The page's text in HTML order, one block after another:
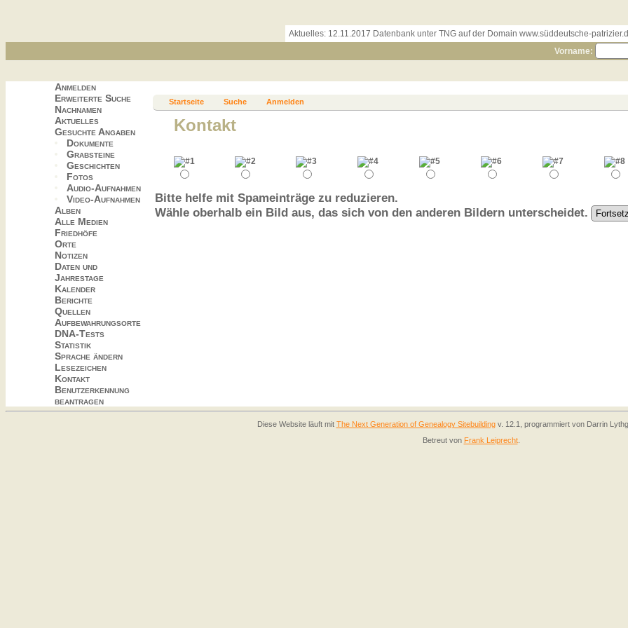
Aktuelles: 12.11.2017 Datenbank unter TNG auf der Domain www.süddeutsche-
Vorname:
Anmelden
Erweiterte Suche
Nachnamen
Aktuelles
Gesuchte Angaben
Dokumente
Grabsteine
Geschichten
Fotos
Audio-Aufnahmen
Video-Aufnahmen
Alben
Alle Medien
Friedhöfe
Orte
Notizen
Daten und
Jahrestage
Kalender
Berichte
Quellen
Aufbewahrungsorte
DNA-Tests
Statistik
Sprache ändern
Lesezeichen
Kontakt
Benutzerkennung
beantragen
Startseite Suche Anmelden
Kontakt
Bitte helfe mit Spameinträge zu reduzieren.
Wähle oberhalb ein Bild aus, das sich von den anderen Bildern unterscheidet.
Diese Website läuft mit The Next Generation of Genealogy Sitebuildingv. 12.1, programmiert von Darrin
Betreut von Frank Leiprecht.